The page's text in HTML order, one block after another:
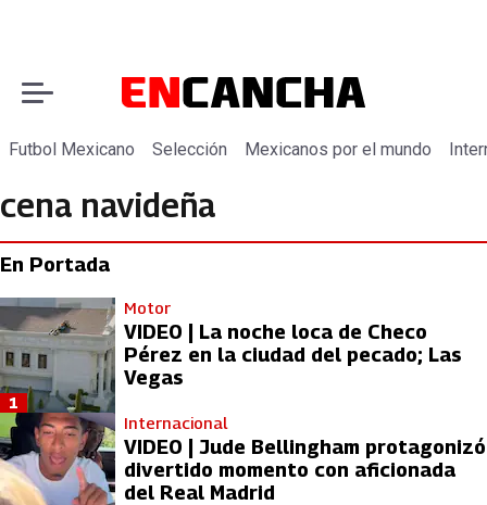
Futbol Mexicano Selección Mexicanos por el mundo
cena navideña
En Portada
Motor
VIDEO | La noche loca de Checo
Pérez en la ciudad del pecado; Las
Vegas
1
Internacional
VIDEO | Jude Bellingham protagonizó
divertido momento con aficionada
del Real Madrid